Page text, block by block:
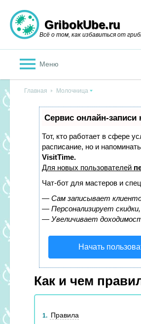
GribokUbe.ru
Всё о том, как избавиться от
Меню
Главная Молочница
Сервис онлайн-записи
Тот, кто работает в сфере
расписание, но и
VisitTime.
Для новых пользователей
Чат-бот для мастеров и
— Сам записывает
— Персонализирует
— Увеличивает
Начать
Как и чем
1 Правила